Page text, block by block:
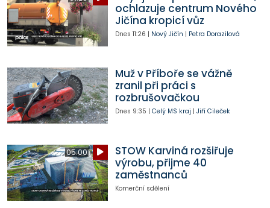
ochlazuje centrum Nového
Jičína kropicí vůz
Dnes 11:26 | Nový Jičín | Petra Dorazilová
Muž v Příboře se vážně
zranil při práci s
rozbrušovačkou
Dnes 9:35 | Celý MS kraj | Jiří Cileček
05:00
STOW Karviná rozšiřuje
výrobu, přijme 40
zaměstnanců
Komerční sdělení